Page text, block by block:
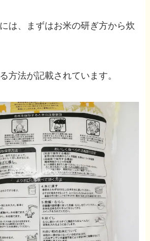
は、まずはお米の研ぎ方から炊
方法が記載されています。